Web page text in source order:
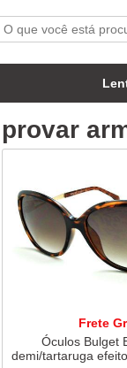
provar
Frete
Óculos Bulget
demi/tartaruga